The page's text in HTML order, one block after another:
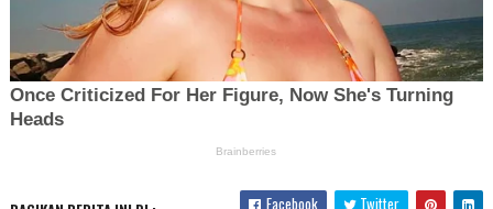
Facebook Twitter